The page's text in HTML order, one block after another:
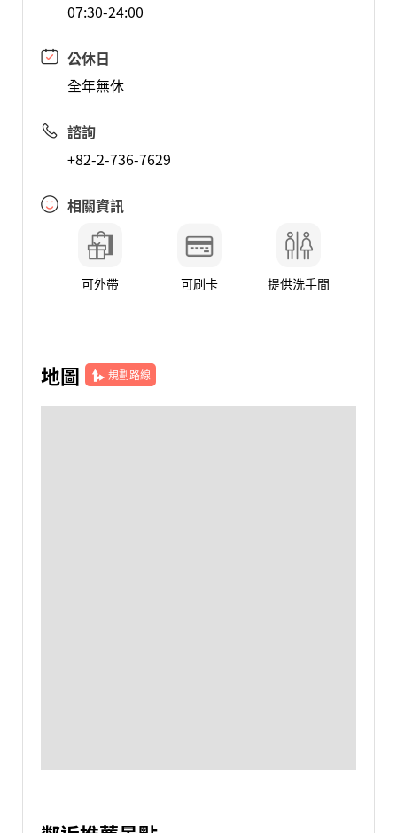
07:30-24:00
公休日
全年無休
諮詢
+82-2-736-7629
相關資訊
可外帶 可刷卡 提供洗手間
地圖 規劃路線